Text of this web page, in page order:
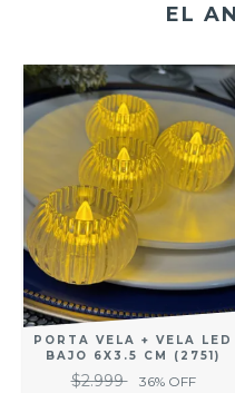
EL
PORTA VELA + VELA LED
BAJO 6X3.5 CM (2751)
$2.999 36% OFF